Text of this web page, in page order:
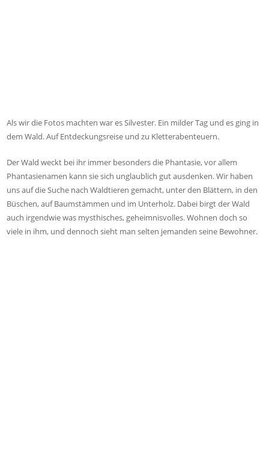
Als wir die Fotos machten war es Silvester. Ein milder Tag und es ging in
dem Wald. Auf Entdeckungsreise und zu Kletterabenteuern.
Der Wald weckt bei ihr immer besonders die Phantasie, vor allem
Phantasienamen kann sie sich unglaublich gut ausdenken. Wir haben
uns auf die Suche nach Waldtieren gemacht, unter den Blättern, in den
Büschen, auf Baumstämmen und im Unterholz. Dabei birgt der Wald
auch irgendwie was mysthisches, geheimnisvolles. Wohnen doch so
viele in ihm, und dennoch sieht man selten jemanden seine Bewohner.